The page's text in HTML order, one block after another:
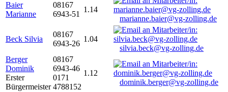
Baier
Marianne
08167
6943-51
1.14
marianne.baier@vg-zolling.de
Beck Silvia
08167
6943-26
1.04
silvia.beck@vg-zolling.de
Berger
Dominik
Erster
Bürgermeister
08167
6943-46
0171
4788152
1.12
dominik.berger@vg-zolling.de